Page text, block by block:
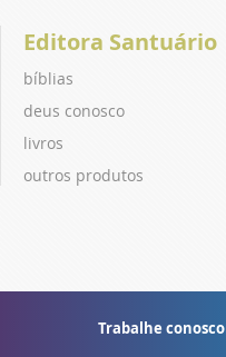
Editora Santuário
bíblias
deus conosco
livros
outros produtos
Trabalhe conosco